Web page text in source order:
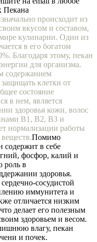
Пекана
происходит из
вкусом и составом,
кулинарии. Один из
в его богатом
Благодаря этому, пекан
для организма.
содержанием
клетки от
состояние
в нем, является
здоровья кожи, волос
В1, В2, В3 и
нормализации работы
Помимо
содержит в себе
фосфор, калий и
роль в
здоровья.
сосудистой
иммунитета и
отличается низким
делает его полезным
здоровьем и весом.
влагу, пекан
и почек.